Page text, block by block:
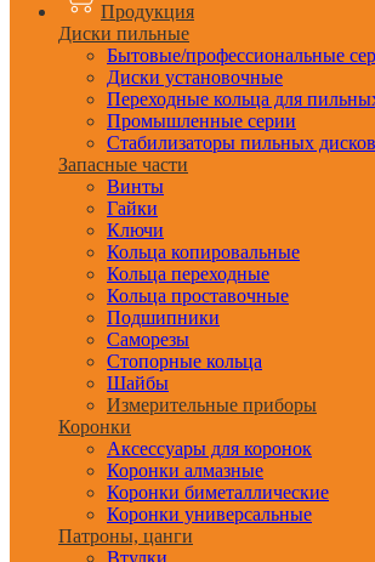
Продукция
Диски пильные
Бытовые/профессиональные
Диски установочные
Переходные кольца для
Промышленные серии
Стабилизаторы пильных дисков
Запасные части
Винты
Гайки
Ключи
Кольца копировальные
Кольца переходные
Кольца проставочные
Подшипники
Саморезы
Стопорные кольца
Шайбы
Измерительные приборы
Коронки
Аксессуары для коронок
Коронки алмазные
Коронки биметаллические
Коронки универсальные
Патроны, цанги
Втулки